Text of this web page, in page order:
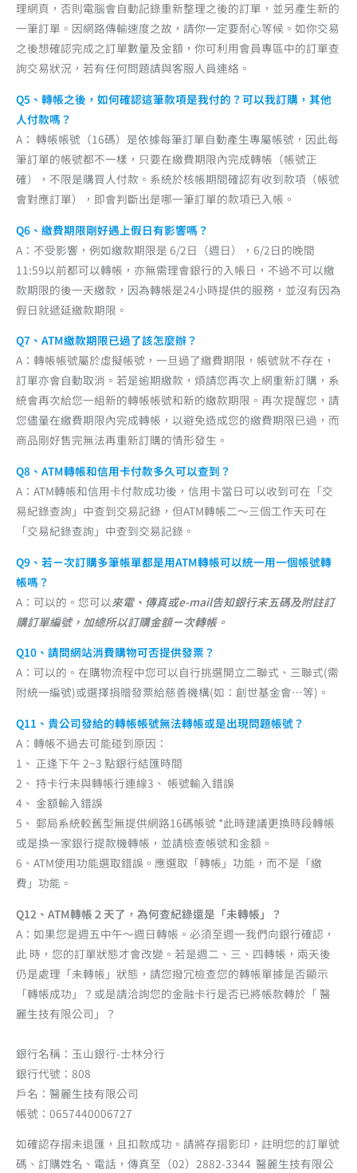
理網頁，否則電腦會自動記錄重新整理之後的訂單，並另產生新的
一筆訂單。因網路傳輸速度之故，請你一定要耐心等候。如你交易
之後想確認完成之訂單數量及金額，你可利用會員專區中的訂單查
詢交易狀況，若有任何問題請與客服人員連絡。
Q5、轉帳之後，如何確認這筆款項是我付的？可以我訂購，其他
人付款嗎？
A： 轉帳帳號（16碼）是依據每筆訂單自動產生專屬帳號，因此每
筆訂單的帳號都不一樣，只要在繳費期限內完成轉帳（帳號正
確），不限是購買人付款。系統於核帳期間確認有收到款項（帳號
會對應訂單），即會判斷出是哪一筆訂單的款項已入帳。
Q6、繳費期限剛好遇上假日有影響嗎？
A：不受影響，例如繳款期限是 6/2日（週日），6/2日的晚間
11:59以前都可以轉帳，亦無需理會銀行的入帳日，不過不可以繳
款期限的後一天繳款，因為轉帳是24小時提供的服務，並沒有因為
假日就遞延繳款期限。
Q7、ATM繳款期限已過了該怎麼辦？
A：轉帳帳號屬於虛擬帳號，一旦過了繳費期限，帳號就不存在，
訂單亦會自動取消。若是逾期繳款，煩請您再次上網重新訂購，系
統會再次給您一組新的轉帳帳號和新的繳款期限。再次提醒您，請
您儘量在繳費期限內完成轉帳，以避免造成您的繳費期限已過，而
商品剛好售完無法再重新訂購的情形發生。
Q8、ATM轉帳和信用卡付款多久可以查到？
A：ATM轉帳和信用卡付款成功後，信用卡當日可以收到可在「交
易紀錄查詢」中查到交易記錄，但ATM轉帳二～三個工作天可在
「交易紀錄查詢」中查到交易記錄。
Q9、若ㄧ次訂購多筆帳單都是用ATM轉帳可以統一用一個帳號轉
帳嗎？
A：可以的。您可以 來電、傳真或e-mail告知銀行末五碼及附註訂
購訂單編號，加總所以訂購金額ㄧ次轉帳。
Q10、請問網站消費購物可否提供發票？
A：可以的。在購物流程中您可以自行挑選開立二聯式、三聯式(需
附統一編號)或選擇捐贈發票給慈善機構(如：創世基金會…等)。
Q11、貴公司發給的轉帳帳號無法轉帳或是出現問題帳號？
A：轉帳不過去可能碰到原因：
1、 正逢下午 2~3 點銀行結匯時間
2、 持卡行未與轉帳行連線3、 帳號輸入錯誤
4、 金額輸入錯誤
5、 郵局系統較舊型無提供網路16碼帳號 *此時建議更換時段轉帳
或是換一家銀行提款機轉帳，並請檢查帳號和金額。
6、ATM使用功能選取錯誤。應選取「轉帳」功能，而不是「繳
費」功能。
Q12、ATM轉帳２天了，為何查紀錄還是「未轉帳」？
A：如果您是週五中午～週日轉帳。必須至週一我們向銀行確認，
此 時，您的訂單狀態才會改變。若是週二、三、四轉帳，兩天後
仍是處理「未轉帳」狀態，請您撥冗檢查您的轉帳單據是否顯示
「轉帳成功」？或是請洽詢您的金融卡行是否已將帳款轉於「 醫
麗生技有限公司」？
銀行名稱：玉山銀行-士林分行
銀行代號：808
戶名：醫麗生技有限公司
帳號：0657440006727
如確認存摺未退匯，且扣款成功。請將存摺影印，註明您的訂單號
碼、訂購姓名、電話，傳真至（02）2882-3344 醫麗生技有限公